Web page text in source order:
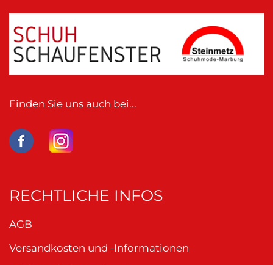
Finden Sie uns auch bei...
RECHTLICHE INFOS
AGB
Versandkosten und -Informationen